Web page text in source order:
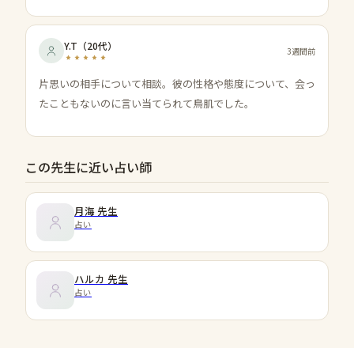
Y.T （20代） 3週間前
片思いの相手について相談。彼の性格や態度について、会っ
たこともないのに言い当てられて鳥肌でした。
この先生に近い占い師
月海 先生
占い
ハルカ 先生
占い